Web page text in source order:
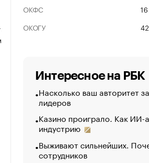
ОКФС
16
ОКОГУ
Интересное на РБК
Насколько ваш авторитет
лидеров
Казино проиграло. Как
индустрию
Выживают сильнейших.
сотрудников